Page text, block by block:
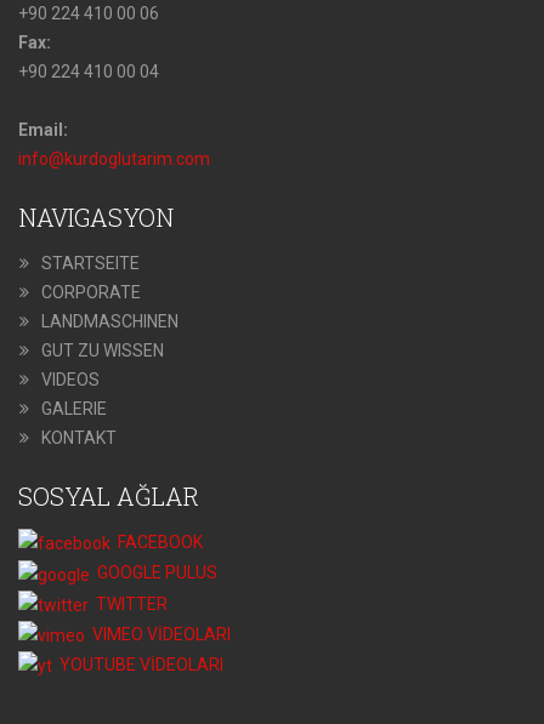
+90 224 410 00 06
Fax:
+90 224 410 00 04
Email:
info@kurdoglutarim.com
NAVIGASYON
STARTSEITE
CORPORATE
LANDMASCHINEN
GUT ZU WISSEN
VIDEOS
GALERIE
KONTAKT
SOSYAL AĞLAR
FACEBOOK
GOOGLE PULUS
TWITTER
VIMEO VİDEOLARI
YOUTUBE VİDEOLARI